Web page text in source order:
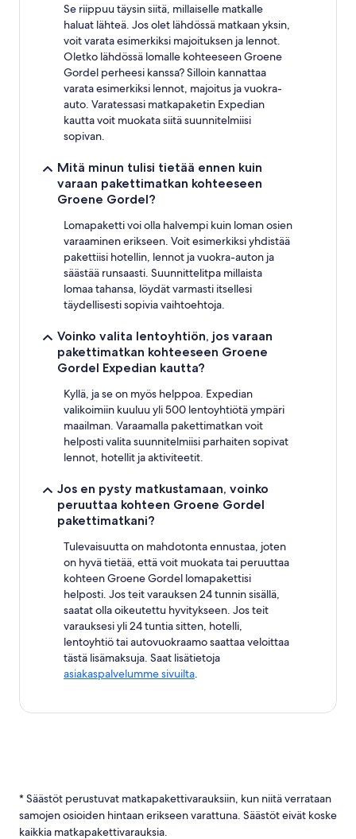
Se riippuu täysin siitä, millaiselle matkalle
haluat lähteä. Jos olet lähdössä matkaan yksin,
voit varata esimerkiksi majoituksen ja lennot.
Oletko lähdössä lomalle kohteeseen Groene
Gordel perheesi kanssa? Silloin kannattaa
varata esimerkiksi lennot, majoitus ja vuokra-
auto. Varatessasi matkapaketin Expedian
kautta voit muokata siitä suunnitelmiisi
sopivan.
Mitä minun tulisi tietää ennen kuin
varaan pakettimatkan kohteeseen
Groene Gordel?
Lomapaketti voi olla halvempi kuin loman osien
varaaminen erikseen. Voit esimerkiksi yhdistää
pakettiisi hotellin, lennot ja vuokra-auton ja
säästää runsaasti. Suunnittelitpa millaista
lomaa tahansa, löydät varmasti itsellesi
täydellisesti sopivia vaihtoehtoja.
Voinko valita lentoyhtiön, jos varaan
pakettimatkan kohteeseen Groene
Gordel Expedian kautta?
Kyllä, ja se on myös helppoa. Expedian
valikoimiin kuuluu yli 500 lentoyhtiötä ympäri
maailman. Varaamalla pakettimatkan voit
helposti valita suunnitelmiisi parhaiten sopivat
lennot, hotellit ja aktiviteetit.
Jos en pysty matkustamaan, voinko
peruuttaa kohteen Groene Gordel
pakettimatkani?
Tulevaisuutta on mahdotonta ennustaa, joten
on hyvä tietää, että voit muokata tai peruuttaa
kohteen Groene Gordel lomapakettisi
helposti. Jos teit varauksen 24 tunnin sisällä,
saatat olla oikeutettu hyvitykseen. Jos teit
varauksesi yli 24 tuntia sitten, hotelli,
lentoyhtiö tai autovuokraamo saattaa veloittaa
tästä lisämaksuja. Saat lisätietoja
asiakaspalvelumme sivuilta.
* Säästöt perustuvat matkapakettivarauksiin, kun niitä verrataan
samojen osioiden hintaan erikseen varattuna. Säästöt eivät koske
kaikkia matkapakettivarauksia.